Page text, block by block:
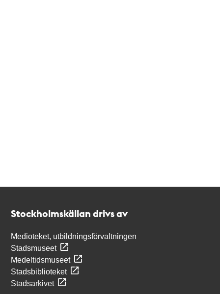
Stockholmskällan drivs av
Medioteket, utbildningsförvaltningen
Stadsmuseet
Medeltidsmuseet
Stadsbiblioteket
Stadsarkivet